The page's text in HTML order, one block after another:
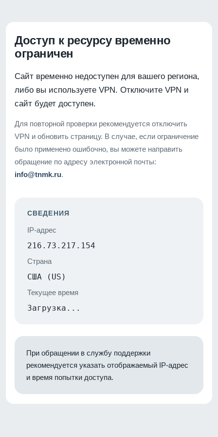
Доступ к ресурсу временно
ограничен
Сайт временно недоступен для вашего региона,
либо вы используете VPN. Отключите VPN и
сайт будет доступен.
Для повторной проверки рекомендуется отключить
VPN и обновить страницу. В случае, если ограничение
было применено ошибочно, вы можете направить
обращение по адресу электронной почты:
info@tnmk.ru.
СВЕДЕНИЯ
IP-адрес
216.73.217.154
Страна
США (US)
Текущее время
Загрузка...
При обращении в службу поддержки
рекомендуется указать отображаемый IP-адрес
и время попытки доступа.